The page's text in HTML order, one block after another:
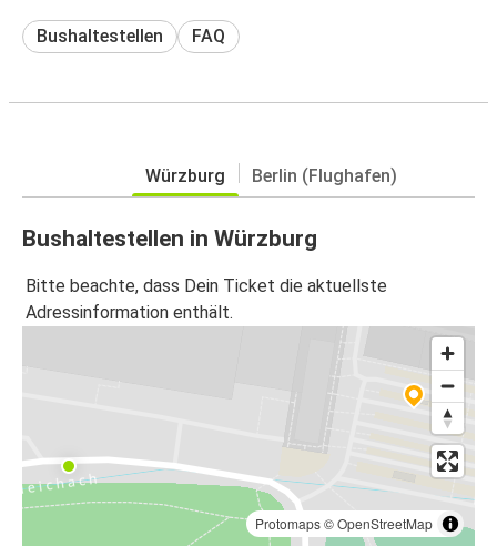
Bushaltestellen FAQ
Würzburg Berlin (Flughafen)
Bushaltestellen in Würzburg
Bitte beachte, dass Dein Ticket die aktuellste
Adressinformation enthält.
Protomaps©OpenStreetMap